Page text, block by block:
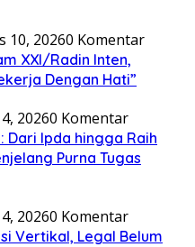
10, 20260 Komentar
XXI/Radin Inten,
Dengan Hati”
20260 Komentar
Dari Ipda hingga Raih
Purna Tugas
20260 Komentar
Vertikal, Legal Belum